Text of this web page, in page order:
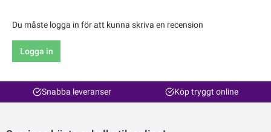
Du måste logga in för att kunna skriva en recension
Logga in
Snabba leveranser Köp tryggt online